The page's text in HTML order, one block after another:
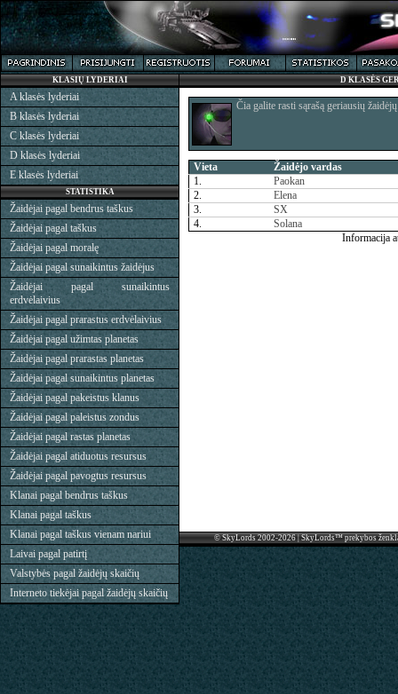
D KLASĖS
Čia galite rasti sąrašą geriausių
Vieta
Žaidėjo vardas
1.
Paokan
2.
Elena
3.
SX
4.
Solana
Informacija
© SkyLords 2002-2026 | SkyLords™ prekybos
KLASIŲ LYDERIAI
A klasės lyderiai
B klasės lyderiai
C klasės lyderiai
D klasės lyderiai
E klasės lyderiai
STATISTIKA
Žaidėjai pagal bendrus taškus
Žaidėjai pagal taškus
Žaidėjai pagal moralę
Žaidėjai pagal sunaikintus žaidėjus
Žaidėjai pagal sunaikintus
erdvėlaivius
Žaidėjai pagal prarastus erdvėlaivius
Žaidėjai pagal užimtas planetas
Žaidėjai pagal prarastas planetas
Žaidėjai pagal sunaikintus planetas
Žaidėjai pagal pakeistus klanus
Žaidėjai pagal paleistus zondus
Žaidėjai pagal rastas planetas
Žaidėjai pagal atiduotus resursus
Žaidėjai pagal pavogtus resursus
Klanai pagal bendrus taškus
Klanai pagal taškus
Klanai pagal taškus vienam nariui
Laivai pagal patirtį
Valstybės pagal žaidėjų skaičių
Interneto tiekėjai pagal žaidėjų skaičių